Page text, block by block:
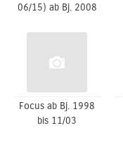
06/15) ab Bj. 2008
Focus ab Bj. 1998
bis 11/03